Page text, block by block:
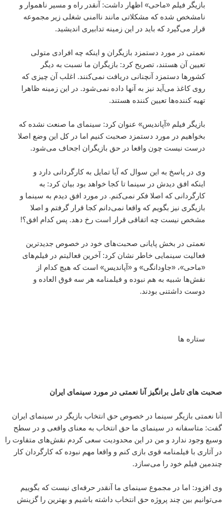
بازیگر فیلم «ماحی» اظهار داشت: آنقدر راه و مسیر ناهموار و
نامشخص شده که مشکلاتی مانند ناامنی شغلی زیر مجموعه
قرار می‌گیرد که باید در این زمینه تدابیری اندیشید.
نعمتی در مورد دستمزد بازیگران و اینکه چه افرادی متولی
تعیین آن هستند، تصریح کرد: بازیگران ما نسبت به دیگر
کشورها دستمزد آنچنانی دریافت نمی‌کنند. اغلب آن چیزی که
روی کاغذ می‌آید نیز به آنها داده نمی‌شود. در این زمینه ظاهرا
تهیه کننده‌ها تعیین کننده هستند.
بازیگر فیلم «آپاندیس» عنوان کرد: سینمای ما صنعت نشده که
بخواهیم در مورد دستمزد صحبت کنیم اما در کل این وضع اصلا
درست نیست چون واقعا در حق بازیگران اجحاف می‌شود.
وی در پاسخ به این سوال که آیا تمایل به کارگردانی دارد و
اینکه افق دیدش در سینما تا کجا خواهد بود بیان کرد: به
کارگردانی که اصلا فکر نمی‌کنم. در مورد افق دیدم به سینما و
بازیگری نیز بگویم که واقعا نمی‌دانم کجا قرار گرفتم و اصلا
مشخص نیست چه اتفاقی قرار است رخ دهد. پس کدام افق؟!
نعمتی در بخش پایانی صحبت‌های خود در خصوص جدیدترین
فعالیت سینمایی خاطر نشان کرد: آخرین فعالیتم در فیلم‌های
«ماحی»، «جاودانگی» و «آپاندیس» است که هیچ کدام از
نقش‌ها شبیه به هم نبوده و فیلمنامه هر سه فوق العاده و
دوست داشتنی بودند.
ستاره ها
صحبت های تامل برانگیز آنا نعمتی در مورد سینمای ایران
آنا نعمتی بازیگر سینما در خصوص حق انتخاب بازیگر در سینمای ایران
گفت: متاسفانه در سینمای ما حق انتخاب به معنای واقعی و در سطح
وسیع وجود ندارد و من در این محدودیت سعی کردم نقش‌های متفاوت را
در آثاری با فیلمنامه قوی بازی کنم و واقعا مهم نبوده که کارگردان کار
چندمین فیلم خود را می‌سازد.
وی افزود: اما در مجموع سینمای ما آنقدر حرفه‌ای نیست که بگوییم
می‌توانیم بین چند پروژه حق انتخاب داشته باشیم و بهترین را گزینش